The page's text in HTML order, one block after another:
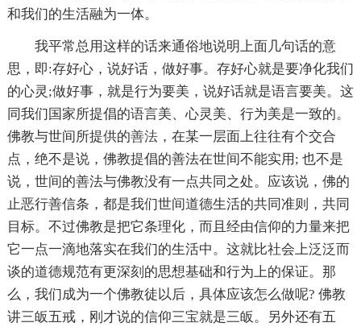
和我们的生活融为一体。
我平常总用这样的话来通俗地说明上面几句话的意
思，即:存好心，说好话，做好事。存好心就是要净化我们
的心灵;做好事，就是行为要美，说好话就是语言要美。这
同我们国家所提倡的语言美、心灵美、行为美是一致的。
佛教与世间所提供的善法，在某一层面上往往有个交合
点，绝不是说，佛教提倡的善法在世间不能实用; 也不是
说，世间的善法与佛教没有一点共同之处。应该说，佛的
止恶行善信条，都是我们世间道德生活的共同准则，共同
目标。不过佛教是把它条理化，而且经由信仰的力量来把
它一点一滴地落实在我们的生活中。这就比社会上泛泛而
谈的道德规范有更深刻的思想基础和行为上的保证。那
么，我们成为一个佛教徒以后，具体应该怎么做呢? 佛教
讲三皈五戒，刚才说的信仰三宝就是三皈。另外还有五